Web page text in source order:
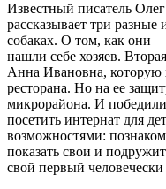
Известный писатель
рассказывает три
собаках. О том, как они
нашли себе хозяев.
Анна Ивановна, которую
ресторана. Но на ее
микрорайона. И
посетить интернат для
возможностями:
показать свои и
свой первый